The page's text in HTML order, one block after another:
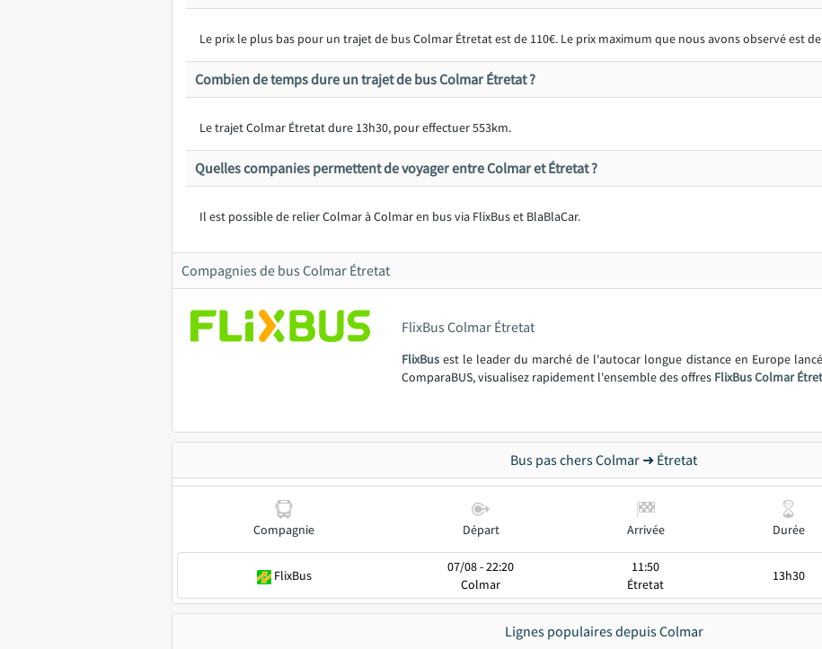
Le prix le plus bas pour un trajet de bus Colmar Étretat est de 110€. Le prix maximum que nous avons observé est de
Combien de temps dure un trajet de bus Colmar Étretat ?
Le trajet Colmar Étretat dure 13h30, pour effectuer 553km.
Quelles companies permettent de voyager entre Colmar et Étretat ?
Il est possible de relier Colmar à Colmar en bus via FlixBus et BlaBlaCar.
Compagnies de bus Colmar Étretat
FlixBus Colmar Étretat
FlixBus est le leader du marché de l'autocar longue distance en Europe
ComparaBUS, visualisez rapidement l'ensemble des offres FlixBus Colmar
Bus pas chers Colmar ➜ Étretat
Compagnie Départ Arrivée Durée
FlixBus
07/08 - 22:20
Colmar
11:50
Étretat
13h30
Lignes populaires depuis Colmar